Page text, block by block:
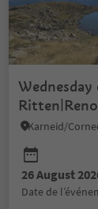
Sarentino
26 August
date de